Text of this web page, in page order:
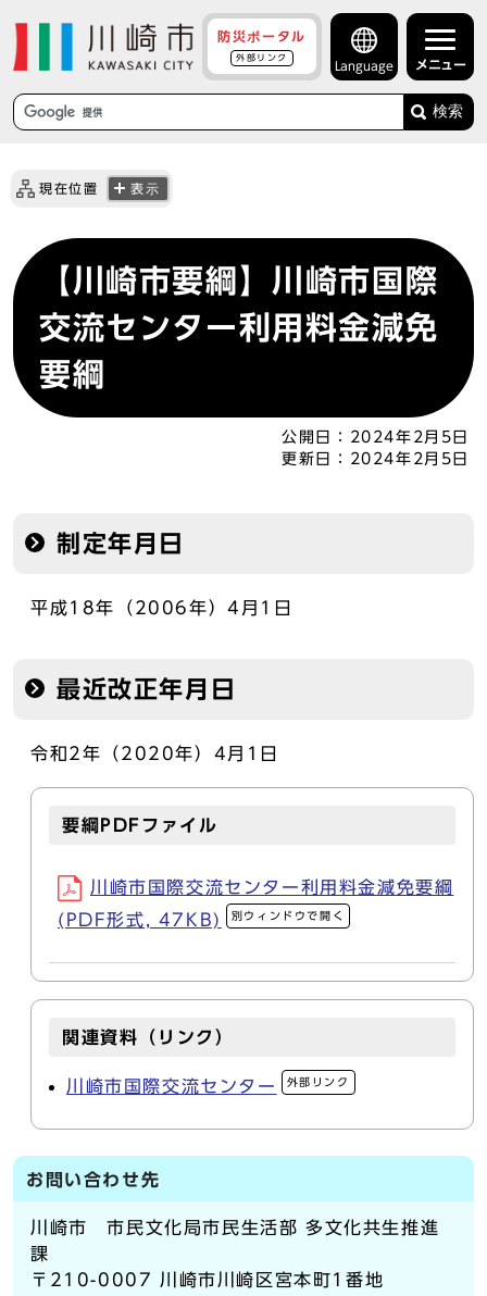
防災ポータル
外部リンク
Language メニュー
検索
現在位置 表示
【川崎市要綱】川崎市国際
交流センター利用料金減免
要綱
公開日：
2024年2月5日
更新日：
2024年2月5日
制定年月日
平成18年（2006年）4月1日
最近改正年月日
令和2年（2020年）4月1日
要綱PDFファイル
川崎市国際交流センター利用料金減免要綱
(PDF形式, 47KB)
別ウィンドウで開く
関連資料（リンク）
川崎市国際交流センター 外部リンク
お問い合わせ先
川崎市 市民文化局市民生活部 多文化共生推進
課
〒210-0007 川崎市川崎区宮本町1番地